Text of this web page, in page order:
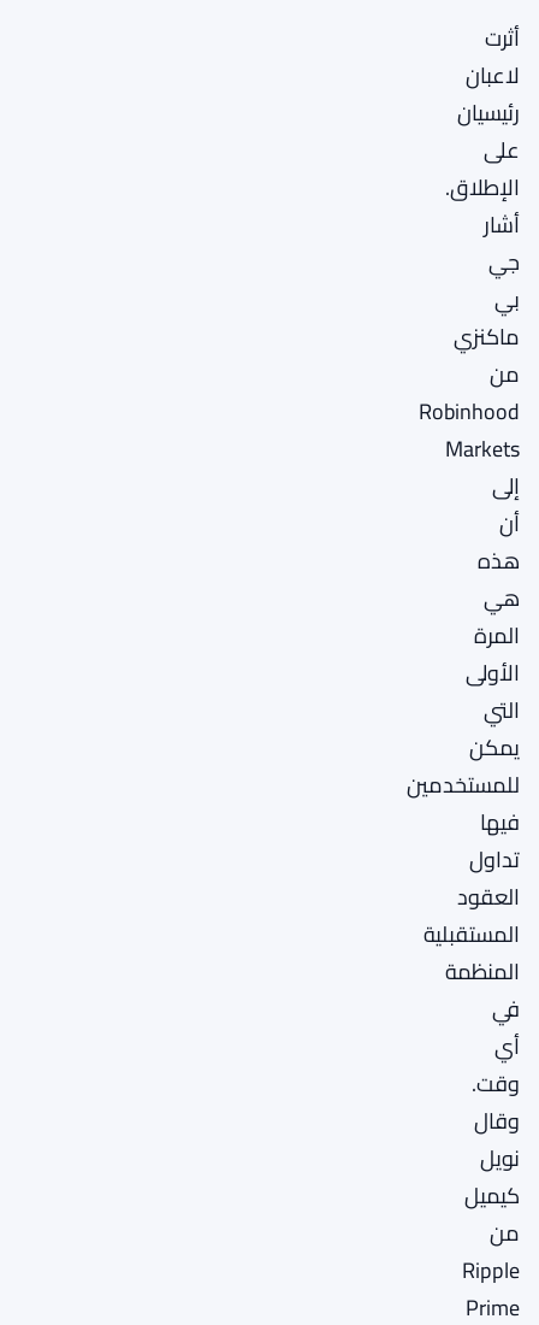
أثرت
لاعبان
رئيسيان
على
الإطلاق.
أشار
جي
بي
ماكنزي
من
Robinhood
Markets
إلى
أن
هذه
هي
المرة
الأولى
التي
يمكن
للمستخدمين
فيها
تداول
العقود
المستقبلية
المنظمة
في
أي
وقت.
وقال
نويل
كيميل
من
Ripple
Prime